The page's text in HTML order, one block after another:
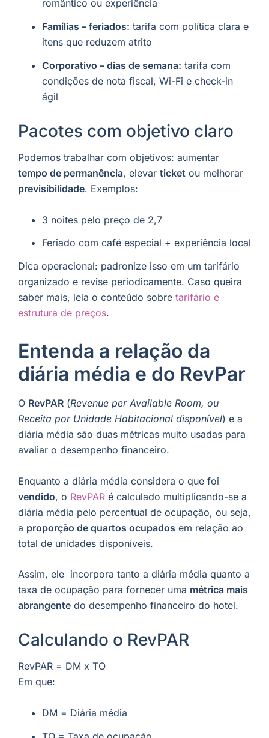
romântico ou experiência
Famílias – feriados: tarifa com política clara e
itens que reduzem atrito
Corporativo – dias de semana: tarifa com
condições de nota fiscal, Wi-Fi e check-in
ágil
Pacotes com objetivo claro
Podemos trabalhar com objetivos: aumentar
tempo de permanência, elevar ticket ou melhorar
previsibilidade. Exemplos:
3 noites pelo preço de 2,7
Feriado com café especial + experiência local
Dica operacional: padronize isso em um tarifário
organizado e revise periodicamente. Caso queira
saber mais, leia o conteúdo sobre tarifário e
estrutura de preços.
Entenda a relação da
diária média e do RevPar
O RevPAR (Revenue per Available Room, ou
Receita por Unidade Habitacional disponível) e a
diária média são duas métricas muito usadas para
avaliar o desempenho financeiro.
Enquanto a diária média considera o que foi
vendido, o RevPAR é calculado multiplicando-se a
diária média pelo percentual de ocupação, ou seja,
a proporção de quartos ocupados em relação ao
total de unidades disponíveis.
Assim, ele incorpora tanto a diária média quanto a
taxa de ocupação para fornecer uma métrica mais
abrangente do desempenho financeiro do hotel.
Calculando o RevPAR
RevPAR = DM x TO
Em que:
DM = Diária média